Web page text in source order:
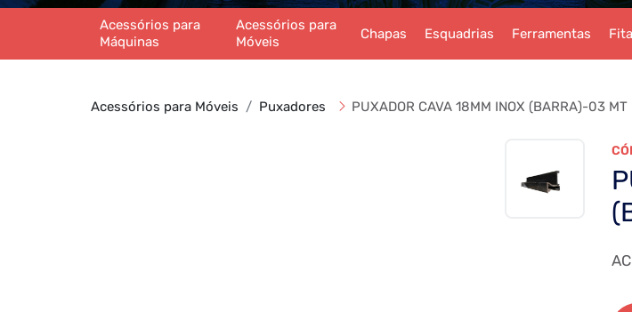
Acessórios para
Máquinas
Acessórios para
Móveis
Chapas Esquadrias Ferramentas
Acessórios para Móveis Puxadores PUXADOR CAVA 18MM INOX (BARRA)-03 MT